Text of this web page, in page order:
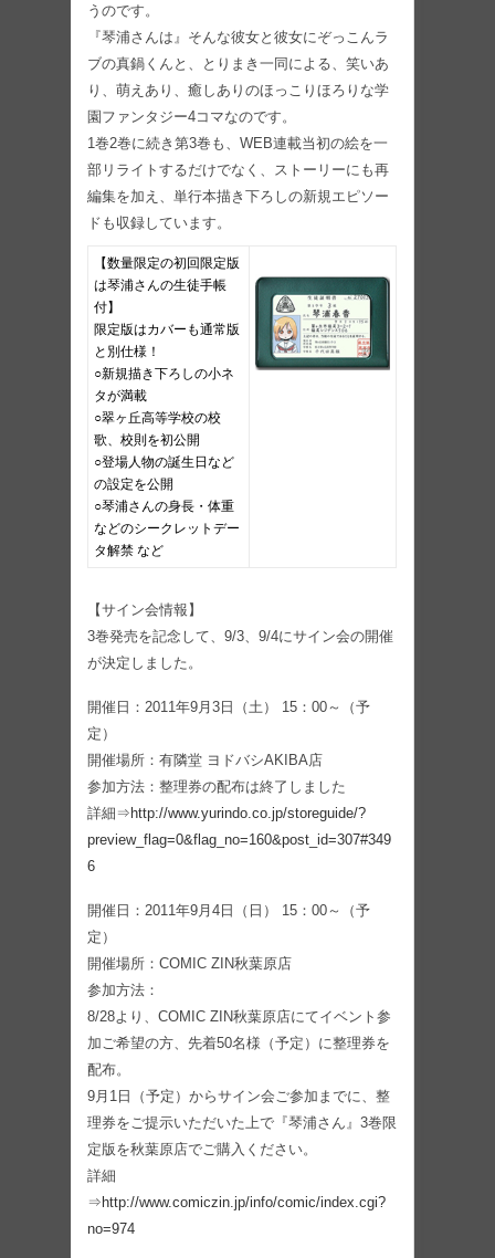
うのです。
『琴浦さんは』そんな彼女と彼女にぞっこんラ
ブの真鍋くんと、とりまき一同による、笑いあ
り、萌えあり、癒しありのほっこりほろりな学
園ファンタジー4コマなのです。
1巻2巻に続き第3巻も、WEB連載当初の絵を一
部リライトするだけでなく、ストーリーにも再
編集を加え、単行本描き下ろしの新規エピソー
ドも収録しています。
【数量限定の初回限定版
は琴浦さんの生徒手帳
付】
限定版はカバーも通常版
と別仕様！
○新規描き下ろしの小ネ
タが満載
○翠ヶ丘高等学校の校
歌、校則を初公開
○登場人物の誕生日など
の設定を公開
○琴浦さんの身長・体重
などのシークレットデー
タ解禁 など
【サイン会情報】
3巻発売を記念して、9/3、9/4にサイン会の開催
が決定しました。
開催日：2011年9月3日（土） 15：00～（予
定）
開催場所：有隣堂 ヨドバシAKIBA店
参加方法：整理券の配布は終了しました
詳細⇒ http://www.yurindo.co.jp/storeguide/?
preview_flag=0&flag_no=160&post_id=307#349
6
開催日：2011年9月4日（日） 15：00～（予
定）
開催場所：COMIC ZIN秋葉原店
参加方法：
8/28より、COMIC ZIN秋葉原店にてイベント参
加ご希望の方、先着50名様（予定）に整理券を
配布。
9月1日（予定）からサイン会ご参加までに、整
理券をご提示いただいた上で『琴浦さん』3巻限
定版を秋葉原店でご購入ください。
詳細
⇒ http://www.comiczin.jp/info/comic/index.cgi?
no=974